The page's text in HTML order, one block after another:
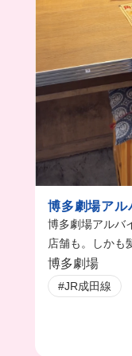
博多劇場アル
博多劇場アルバ
店舗も。しかも
7が決まる。 店
ないも超豪華。
の店舗もまかな
博多劇場
#JR成田線